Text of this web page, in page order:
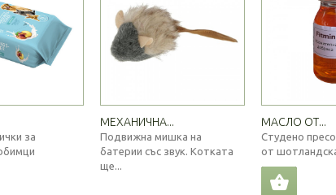
за
МЕХАНИЧНА...
Подвижна мишка на
батерии със звук. Котката
ще...
МАСЛО ОТ...
Студено
от